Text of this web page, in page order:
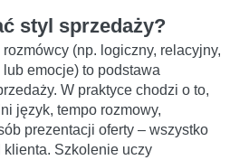
styl sprzedaży?
(np. logiczny, relacyjny,
emocje) to podstawa
W praktyce chodzi o to,
język, tempo rozmowy,
prezentacji oferty – wszystko
klienta. Szkolenie uczy